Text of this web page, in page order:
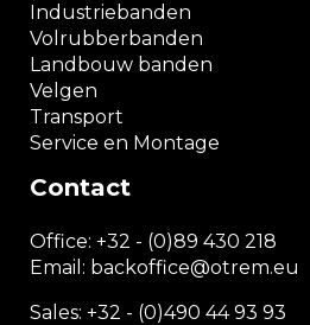
Contact
Office: +32 - (0)89 430 218
Email: backoffice@otrem.eu
Sales: +32 - (0)490 44 93 93
Industriebanden
Volrubberbanden
Landbouw banden
Velgen
Transport
Service en Montage